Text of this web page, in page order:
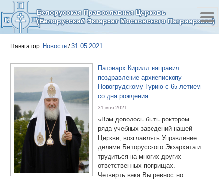
Белорусская Православная Церковь
(Белорусский Экзархат Московского Патриархата)
Навигатор: Новости /31.05.2021
Патриарх Кирилл направил
поздравление архиепископу
Новогрудскому Гурию с 65-летием
со дня рождения
31 мая 2021
«Вам довелось быть ректором
ряда учебных заведений нашей
Церкви, возглавлять Управление
делами Белорусского Экзархата и
трудиться на многих других
ответственных поприщах.
Четверть века Вы ревностно